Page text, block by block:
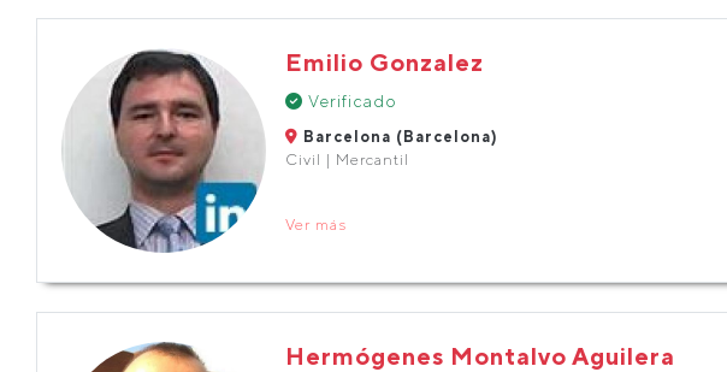
Emilio Gonzalez
Verificado
Barcelona (Barcelona)
Civil | Mercantil
Ver más
Hermógenes Montalvo Aguilera